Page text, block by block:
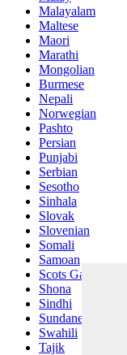
Malayalam
Maltese
Maori
Marathi
Mongolian
Burmese
Nepali
Norwegian
Pashto
Persian
Punjabi
Serbian
Sesotho
Sinhala
Slovak
Slovenian
Somali
Samoan
Scots Gaelic
Shona
Sindhi
Sundanese
Swahili
Tajik